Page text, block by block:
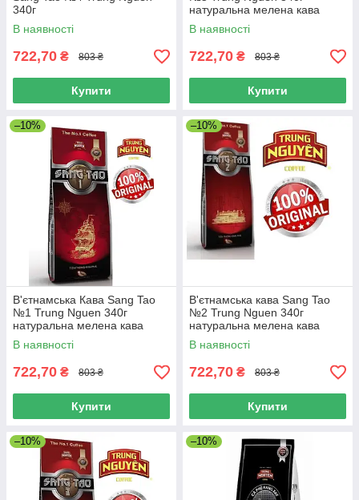
NGUYEN.
340г
В наявності
722,70 ₴ 803 ₴
Купити
натуральна мелена кава
В'єтнам
В наявності
722,70 ₴ 803 ₴
Купити
–10%
В'єтнамська Кава Sang Tao
№1 Trung Nguen 340г
натуральна мелена кава
(В'єтнам)
В наявності
722,70 ₴ 803 ₴
Купити
–10%
В'єтнамська кава Sang Tao
№2 Trung Nguen 340г
натуральна мелена кава
(В'єтнам)
В наявності
722,70 ₴ 803 ₴
Купити
–10% –10%